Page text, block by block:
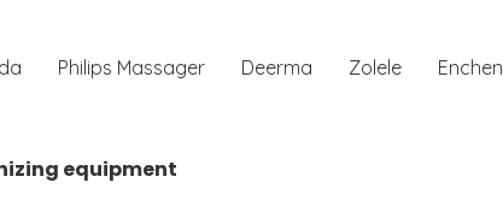
Philips Massager Deerma Zolele Enchen
equipment